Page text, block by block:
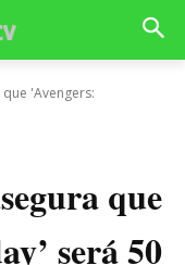
'Avengers:
que
será 50